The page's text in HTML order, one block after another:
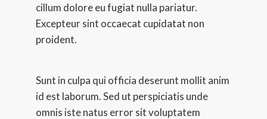
cillum dolore eu fugiat nulla pariatur.
Excepteur sint occaecat cupidatat non
proident.
Sunt in culpa qui officia deserunt mollit anim
id est laborum. Sed ut perspiciatis unde
omnis iste natus error sit voluptatem